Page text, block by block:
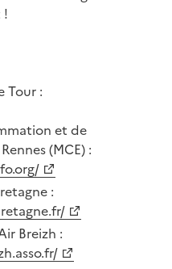
!
Tour :
et de
(MCE) :
:
Breizh :